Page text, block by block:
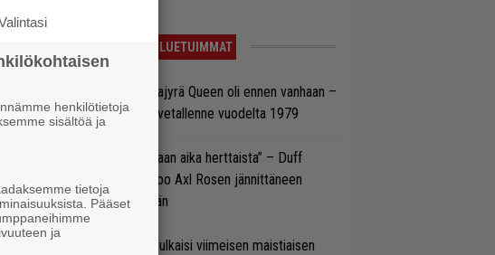
LUETUIMMAT
Tällainen keikkajyrä Queen oli ennen vanhaan –
katso tulinen livetallenne vuodelta 1979
”Se oli oikeastaan aika herttaista” – Duff
McKagan kertoo Axl Rosen jännittäneen
AC/DC-pestiään
Marko Annala julkaisi viimeisen maistiaisen
henkilötietoja
sisältöä ja
tietoja
Pääset
ja